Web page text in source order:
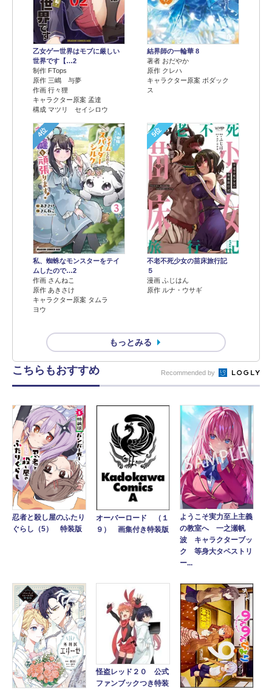
乙女ゲー世界はモブに厳しい
世界です【…2
制作 FTops
原作 三嶋 与夢
作画 行々狸
キャラクター原案 孟達
構成 マツリ セイシロウ
結界師の一輪華 8
著者 おだやか
原作 クレハ
キャラクター原案 ボダック
ス
4位
私、蜘蛛なモンスターをテイ
ムしたので…2
作画 さんねこ
原作 あきさけ
キャラクター原案 タムラ
ヨウ
5位
不老不死少女の苗床旅行記
５
漫画 ふじはん
原作 ルナ・ウサギ
もっとみる
こちらもおすすめ Recommended by
忍者と殺し屋のふたり
ぐらし（5） 特装版
オーバーロード （１
９） 画集付き特装版
ようこそ実力至上主義
の教室へ 一之瀬帆
波 キャラクターブッ
ク 等身大タペストリ
ー...
怪盗レッド２０ 公式
ファンブックつき特装